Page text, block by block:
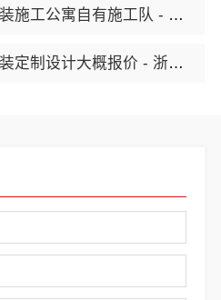
工公寓自有施工队 - 居安天成
计大概报价 - 浙江乐享新材料有限公司